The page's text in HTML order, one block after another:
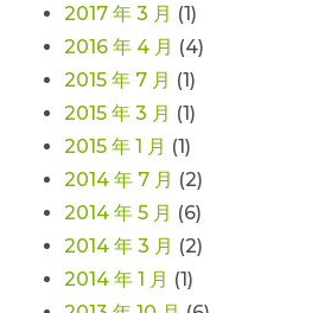
2017 年 3 月 (1)
2016 年 4 月 (4)
2015 年 7 月 (1)
2015 年 3 月 (1)
2015 年 1 月 (1)
2014 年 7 月 (2)
2014 年 5 月 (6)
2014 年 3 月 (2)
2014 年 1 月 (1)